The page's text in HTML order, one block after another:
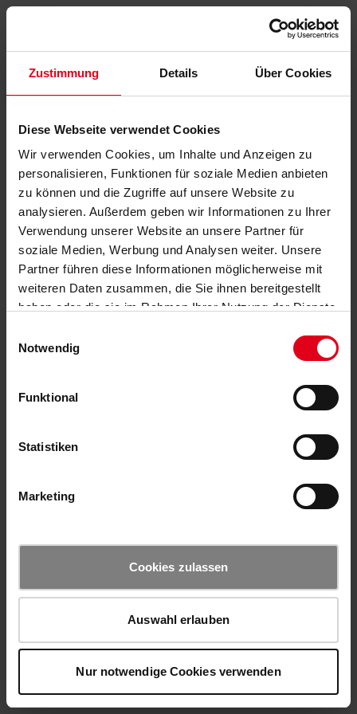
Zustimmung Details Über Cookies
Diese Webseite verwendet Cookies
Wir verwenden Cookies, um Inhalte und Anzeigen zu
personalisieren, Funktionen für soziale Medien anbieten
zu können und die Zugriffe auf unsere Website zu
analysieren. Außerdem geben wir Informationen zu Ihrer
Verwendung unserer Website an unsere Partner für
soziale Medien, Werbung und Analysen weiter. Unsere
Partner führen diese Informationen möglicherweise mit
weiteren Daten zusammen, die Sie ihnen bereitgestellt
haben oder die sie im Rahmen Ihrer Nutzung der Dienste
Notwendig
Funktional
Statistiken
Marketing
Cookies zulassen
Auswahl erlauben
Nur notwendige Cookies verwenden